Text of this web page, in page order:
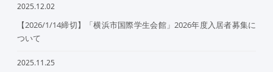
2025.12.02
【2026/1/14締切】「横浜市国際学生会館」2026年度入居者募集に
ついて
2025.11.25